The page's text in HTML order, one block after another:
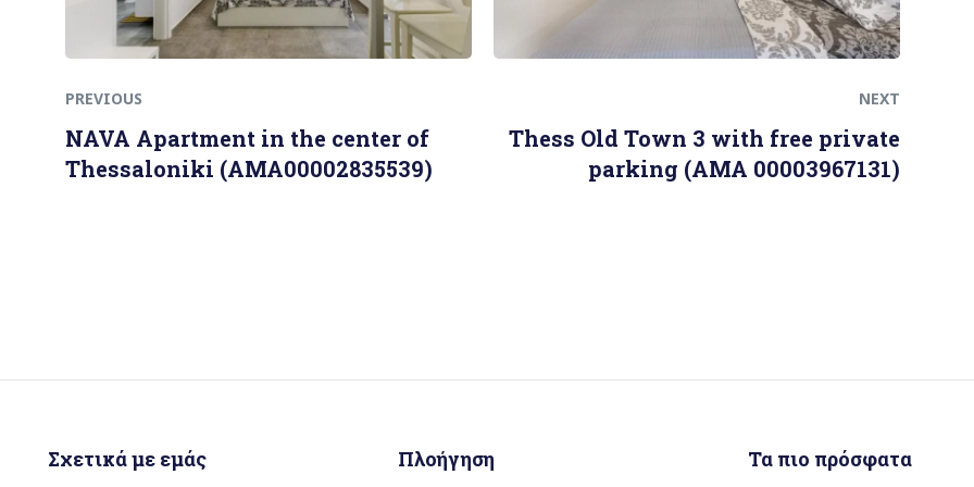
PREVIOUS
NAVA Apartment in the center of
Thessaloniki (AMA00002835539)
NEXT
Thess Old Town 3 with free private
parking (AMA 00003967131)
Σχετικά με εμάς Πλοήγηση Τα πιο πρόσφατα